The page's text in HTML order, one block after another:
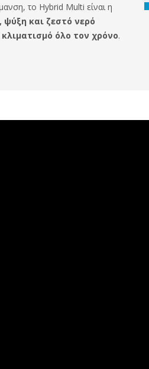
το Hybrid Multi είναι η
ψύξη και ζεστό νερό
όλο τον χρόνο.